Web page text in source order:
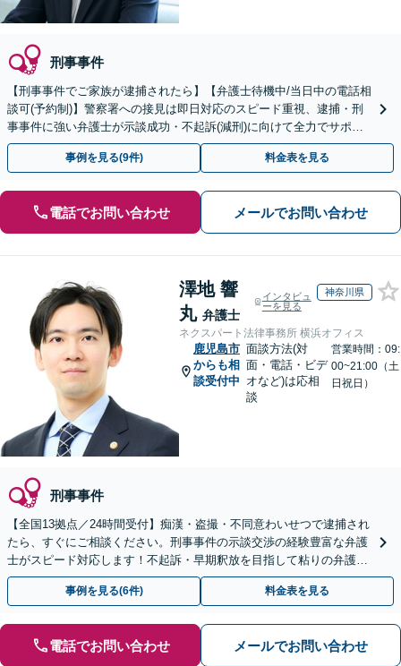
刑事事件
【刑事事件でご家族が逮捕されたら】【弁護士待機中/当日中の電話相
談可(予約制)】警察署への接見は即日対応のスピード重視、逮捕・刑
事事件に強い弁護士が示談成功・不起訴(減刑)に向けて全力でサポー
トします。【加害者側の相談専門】
事例を見る(9件) 料金表を見る
電話でお問い合わせ メールでお問い合わせ
澤地 響
丸 弁護士
インタビュ
ーを見る
神奈川県
ネクスパート法律事務所 横浜オフィス
鹿児島市
からも相
談受付中
面談方法(対
面・電話・ビデ
オなど)は応相
談
営業時間：09:
00~21:00（土
日祝日）
刑事事件
【全国13拠点／24時間受付】痴漢・盗撮・不同意わいせつで逮捕され
たら、すぐにご相談ください。刑事事件の示談交渉の経験豊富な弁護
士がスピード対応します！不起訴・早期釈放を目指して粘りの弁護活
動を行います。
事例を見る(6件) 料金表を見る
電話でお問い合わせ メールでお問い合わせ